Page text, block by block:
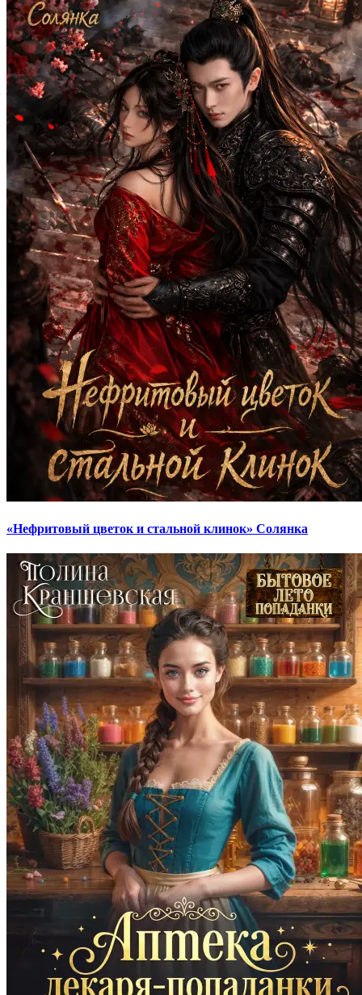
«Нефритовый цветок и стальной клинок» Солянка